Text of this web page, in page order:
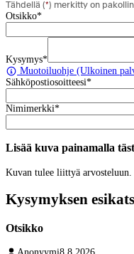
Tähdellä (*) merkitty on
Otsikko*
Kysymys*
Muotoiluohje (Ulkoinen
Sähköpostiosoitteesi*
Nimimerkki*
Lisää kuva painamalla
Kuvan tulee liittyä
Kysymyksen
Otsikko